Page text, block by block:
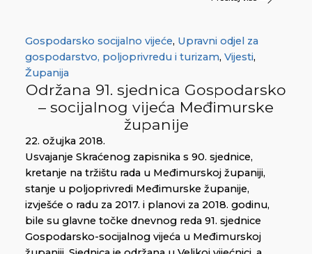
Gospodarsko socijalno vijeće, Upravni odjel za
gospodarstvo, poljoprivredu i turizam, Vijesti,
Županija
Održana 91. sjednica Gospodarsko
– socijalnog vijeća Međimurske
županije
22. ožujka 2018.
Usvajanje Skraćenog zapisnika s 90. sjednice,
kretanje na tržištu rada u Međimurskoj županiji,
stanje u poljoprivredi Međimurske županije,
izvješće o radu za 2017. i planovi za 2018. godinu,
bile su glavne točke dnevnog reda 91. sjednice
Gospodarsko-socijalnog vijeća u Međimurskoj